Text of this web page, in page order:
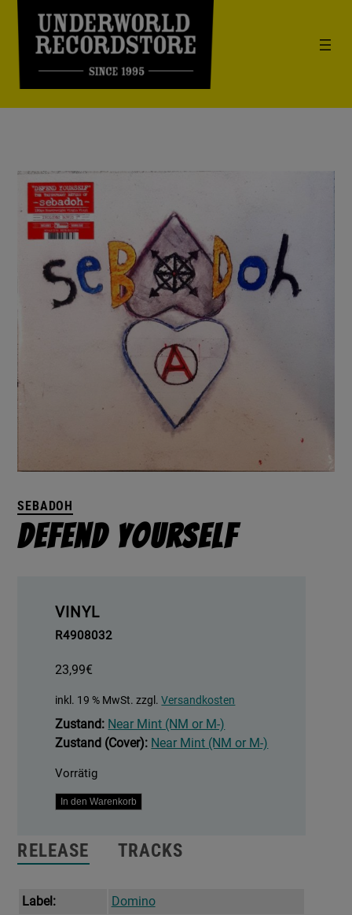
SEBADOH
Defend Yourself
VINYL
R4908032
23,99€
inkl. 19 % MwSt. zzgl.Versandkosten
Zustand: Near Mint (NM or M-)
Zustand (Cover): Near Mint (NM or M-)
Vorrätig
Defend
In den Warenkorb
RELEASE TRACKS
Label:
Domino